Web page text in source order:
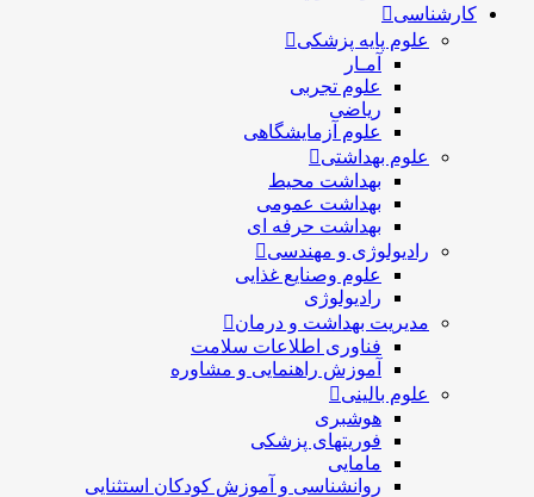
کارشناسی
علوم پایه پزشکی
آمـار
علوم تجربی
ریاضی
علوم آزمایشگاهی
علوم بهداشتی
بهداشت محیط
بهداشت عمومی
بهداشت حرفه ای
رادیولوژی و مهندسی
علوم وصنایع غذایی
رادیولوژی
مدیریت بهداشت و درمان
فناوری اطلاعات سلامت
آموزش راهنمایی و مشاوره
علوم بالینی
هوشبری
فوریتهای پزشکی
مامایی
روانشناسی و آموزش کودکان استثنایی